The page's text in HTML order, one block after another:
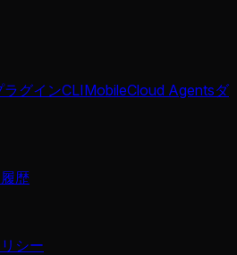
グインCLIMobileCloud Agentsダ
歴
シー